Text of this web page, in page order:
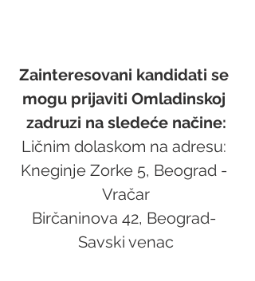
Zainteresovani kandidati se
mogu prijaviti Omladinskoj
zadruzi na sledeće načine:
Ličnim dolaskom na adresu:
Kneginje Zorke 5, Beograd -
Vračar
Birčaninova 42, Beograd-
Savski venac